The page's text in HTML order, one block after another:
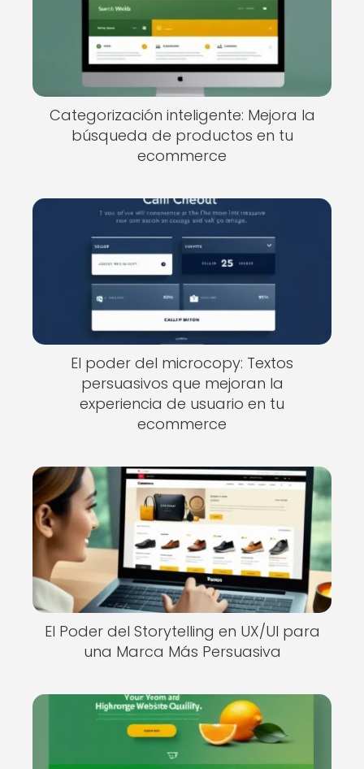
Categorización inteligente: Mejora la
búsqueda de productos en tu
ecommerce
El poder del microcopy: Textos
persuasivos que mejoran la
experiencia de usuario en tu
ecommerce
El Poder del Storytelling en UX/UI para
una Marca Más Persuasiva